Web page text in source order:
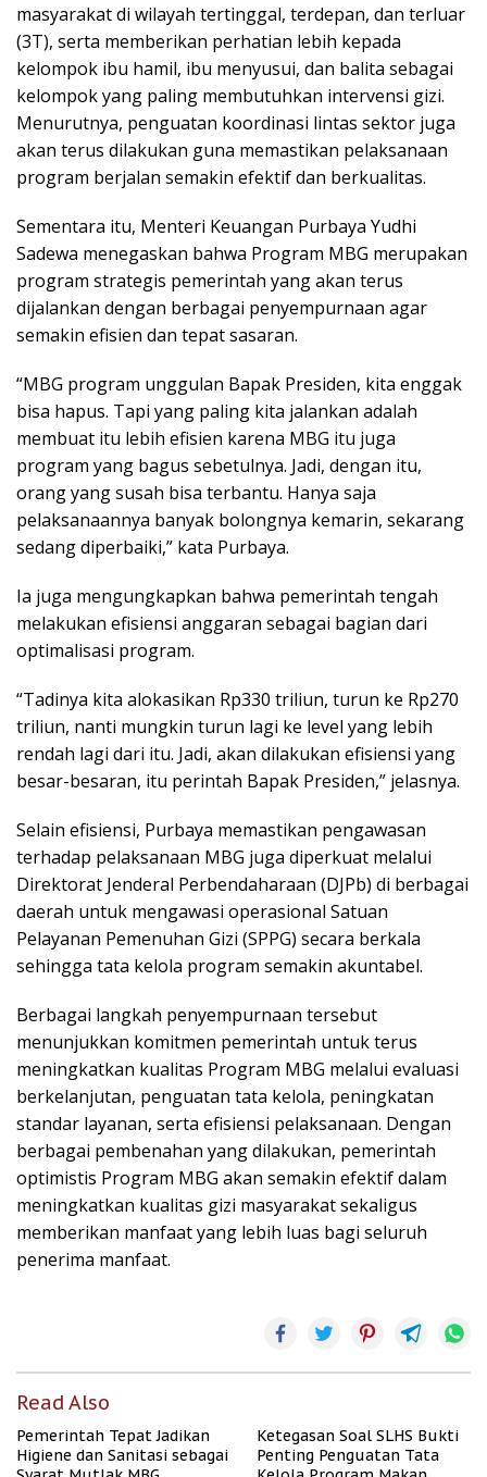
masyarakat di wilayah tertinggal, terdepan, dan terluar
(3T), serta memberikan perhatian lebih kepada
kelompok ibu hamil, ibu menyusui, dan balita sebagai
kelompok yang paling membutuhkan intervensi gizi.
Menurutnya, penguatan koordinasi lintas sektor juga
akan terus dilakukan guna memastikan pelaksanaan
program berjalan semakin efektif dan berkualitas.
Sementara itu, Menteri Keuangan Purbaya Yudhi
Sadewa menegaskan bahwa Program MBG merupakan
program strategis pemerintah yang akan terus
dijalankan dengan berbagai penyempurnaan agar
semakin efisien dan tepat sasaran.
“MBG program unggulan Bapak Presiden, kita enggak
bisa hapus. Tapi yang paling kita jalankan adalah
membuat itu lebih efisien karena MBG itu juga
program yang bagus sebetulnya. Jadi, dengan itu,
orang yang susah bisa terbantu. Hanya saja
pelaksanaannya banyak bolongnya kemarin, sekarang
sedang diperbaiki,” kata Purbaya.
Ia juga mengungkapkan bahwa pemerintah tengah
melakukan efisiensi anggaran sebagai bagian dari
optimalisasi program.
“Tadinya kita alokasikan Rp330 triliun, turun ke Rp270
triliun, nanti mungkin turun lagi ke level yang lebih
rendah lagi dari itu. Jadi, akan dilakukan efisiensi yang
besar-besaran, itu perintah Bapak Presiden,” jelasnya.
Selain efisiensi, Purbaya memastikan pengawasan
terhadap pelaksanaan MBG juga diperkuat melalui
Direktorat Jenderal Perbendaharaan (DJPb) di berbagai
daerah untuk mengawasi operasional Satuan
Pelayanan Pemenuhan Gizi (SPPG) secara berkala
sehingga tata kelola program semakin akuntabel.
Berbagai langkah penyempurnaan tersebut
menunjukkan komitmen pemerintah untuk terus
meningkatkan kualitas Program MBG melalui evaluasi
berkelanjutan, penguatan tata kelola, peningkatan
standar layanan, serta efisiensi pelaksanaan. Dengan
berbagai pembenahan yang dilakukan, pemerintah
optimistis Program MBG akan semakin efektif dalam
meningkatkan kualitas gizi masyarakat sekaligus
memberikan manfaat yang lebih luas bagi seluruh
penerima manfaat.
Read Also
Pemerintah Tepat Jadikan
Higiene dan Sanitasi sebagai
Ketegasan Soal SLHS Bukti
Penting Penguatan Tata